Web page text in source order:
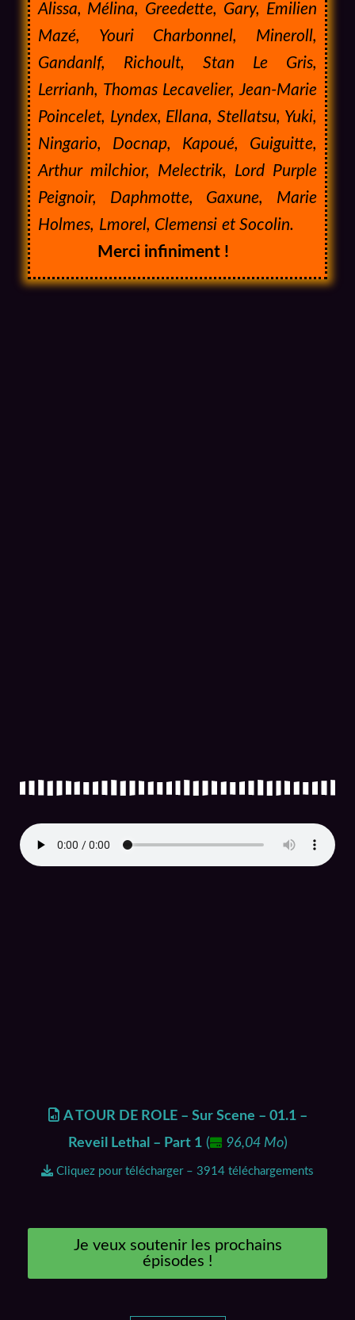
Alissa, Mélina, Greedette, Gary, Emilien
Mazé, Youri Charbonnel, Mineroll,
Gandanlf, Richoult, Stan Le Gris,
Lerrianh, Thomas Lecavelier, Jean-Marie
Poincelet, Lyndex, Ellana, Stellatsu, Yuki,
Ningario, Docnap, Kapoué, Guiguitte,
Arthur milchior, Melectrik, Lord Purple
Peignoir, Daphmotte, Gaxune, Marie
Holmes, Lmorel, Clemensi et Socolin.
Merci infiniment !
A TOUR DE ROLE – Sur Scene – 01.1 –
Reveil Lethal – Part 1( 96,04 Mo)
Cliquez pour télécharger – 3914 téléchargements
Je veux soutenir les prochains
épisodes !